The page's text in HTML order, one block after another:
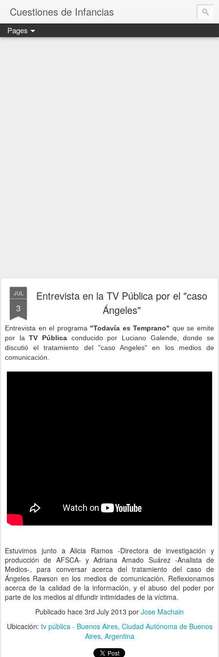
Cuestiones de Infancias
Pages
JUL
3
Entrevista en la TV Pública por el "caso
Ángeles"
Entrevista en el programa "Todavía es Temprano" que se emite
por laTV Pública conducido por Luciano Galende, donde se
discutió el tratamiento del "caso Angeles" en los medios de
comunicación.
Estuvimos junto a Alicia Ramos -Directora de investigación y
producción de AFSCA- y Adriana Amado Suárez -Analista de
Medios-, para conversar acerca del tratamiento del caso de
Ángeles Rawson en los medios de comunicación. Reflexionamos
acerca de la calidad de la información, y el abuso del poder por
parte de los medios al difundir intimidades de la víctima.
Publicado hace 3rd July 2013 por Jose Machain
Ubicación: tv pública - Buenos Aires, Ciudad Autónoma de Buenos
Aires, Argentina